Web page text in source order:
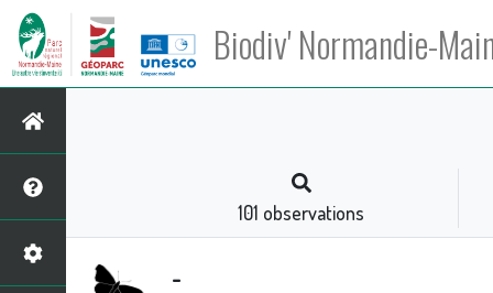
Biodiv' Normandie-
101 observations
-